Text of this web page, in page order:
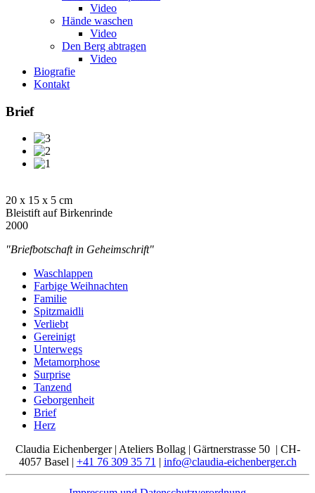
Video
Hände waschen
Video
Den Berg abtragen
Video
Biografie
Kontakt
Brief
20 x 15 x 5 cm
Bleistift auf Birkenrinde
2000
"Briefbotschaft in Geheimschrift"
Waschlappen
Farbige Weihnachten
Familie
Spitzmaidli
Verliebt
Gereinigt
Unterwegs
Metamorphose
Surprise
Tanzend
Geborgenheit
Brief
Herz
Claudia Eichenberger | Ateliers Bollag | Gärtnerstrasse 50 | CH-
4057 Basel | +41 76 309 35 71 | info@claudia-eichenberger.ch